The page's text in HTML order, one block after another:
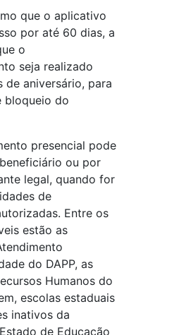
que o aplicativo
por até 60 dias, a
o
seja realizado
de aniversário, para
bloqueio do
presencial pode
ou por
legal, quando for
de
Entre os
estão as
do DAPP, as
Humanos do
escolas estaduais
inativos da
de Educação